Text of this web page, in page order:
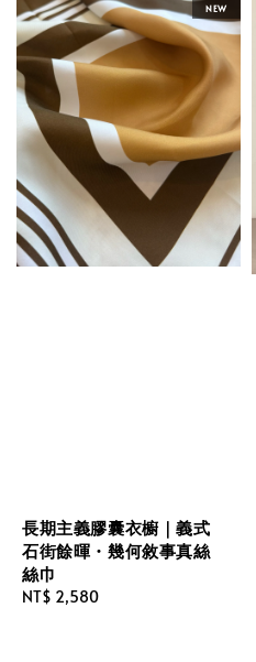
NEW
長期主義膠囊衣櫥｜義式
石街餘暉・幾何敘事真絲
絲巾
Regular
NT$ 2,580